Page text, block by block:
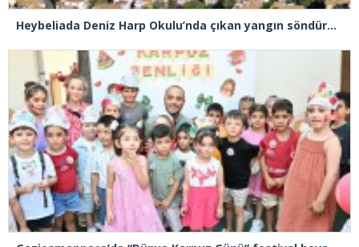
Heybeliada Deniz Harp Okulu’nda çıkan yangın söndürüldü